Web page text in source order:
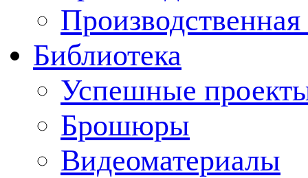
Производственная
Библиотека
Успешные
Брошюры
Видеоматериалы